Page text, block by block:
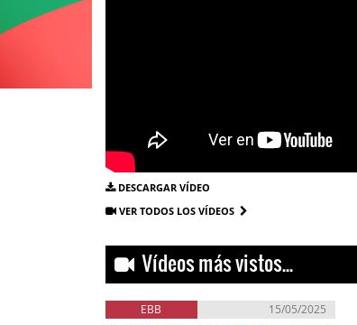
DESCARGAR VÍDEO
VER TODOS LOS VÍDEOS
Vídeos más vistos...
EBB 15/05/2025